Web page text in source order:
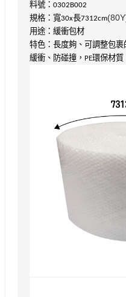
料號：0302B002
規格：寬30x長7312cm
用途：緩衝包材
特色：長度夠、可調整包
緩衝、防碰撞，PE環保材質